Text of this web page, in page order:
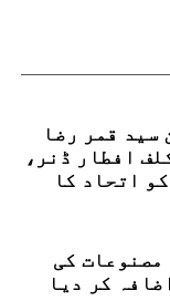
سید قمر رضا
افطار ڈنر،
اتحاد کا
مصنوعات کی
کر دیا